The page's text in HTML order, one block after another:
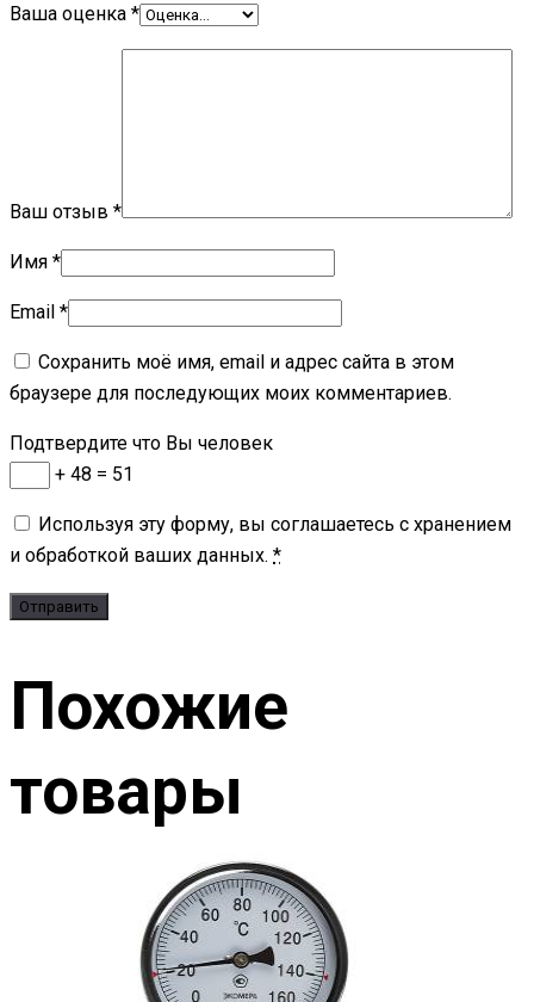
Ваша оценка *
Ваш отзыв *
Имя *
Email *
Сохранить моё имя, email и адрес сайта в этом
браузере для последующих моих комментариев.
Подтвердите что Вы человек
+ 48 = 51
Используя эту форму, вы соглашаетесь с хранением
и обработкой ваших данных. *
Похожие
товары